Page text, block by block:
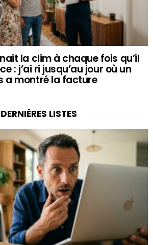
la clim à chaque fois qu’il
: j’ai ri jusqu’au jour où un
a montré la facture
DERNIÈRES LISTES